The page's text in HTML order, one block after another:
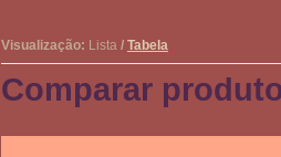
Visualização: Lista / Tabela
Comparar